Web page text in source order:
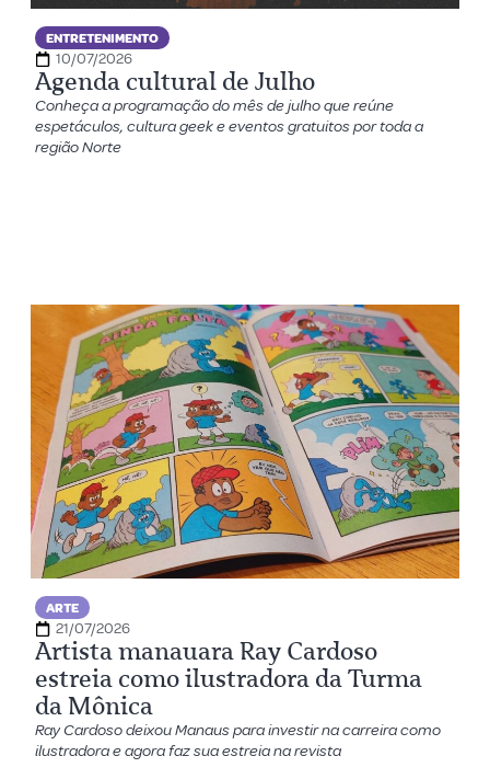
ENTRETENIMENTO
10/07/2026
Agenda cultural de Julho
Conheça a programação do mês de julho que reúne
espetáculos, cultura geek e eventos gratuitos por toda a
região Norte
ARTE
21/07/2026
Artista manauara Ray Cardoso
estreia como ilustradora da Turma
da Mônica
Ray Cardoso deixou Manaus para investir na carreira como
ilustradora e agora faz sua estreia na revista